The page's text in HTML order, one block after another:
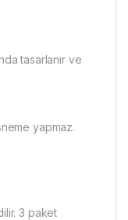
tasarlanır ve
yapmaz.
3 paket